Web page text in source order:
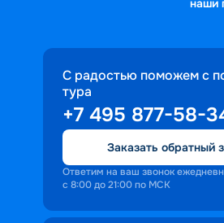
С радостью поможем с
тура
+7 495 877-58-
Заказать обратный
Ответим на ваш звонок
с 8:00 до 21:00 по МСК